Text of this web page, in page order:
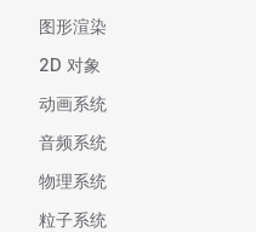
图形渲染
2D 对象
动画系统
音频系统
物理系统
粒子系统